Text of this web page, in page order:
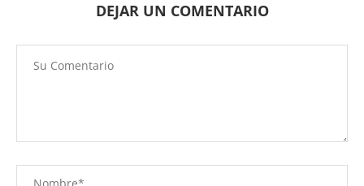
DEJAR UN COMENTARIO